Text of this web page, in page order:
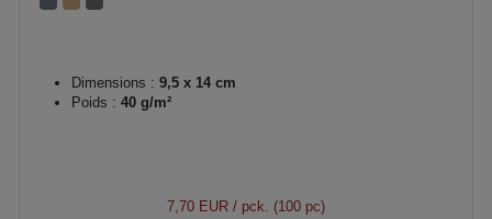
Dimensions : 9,5 x 14 cm
Poids : 40 g/m²
7,70 EUR / pck. (100 pc)